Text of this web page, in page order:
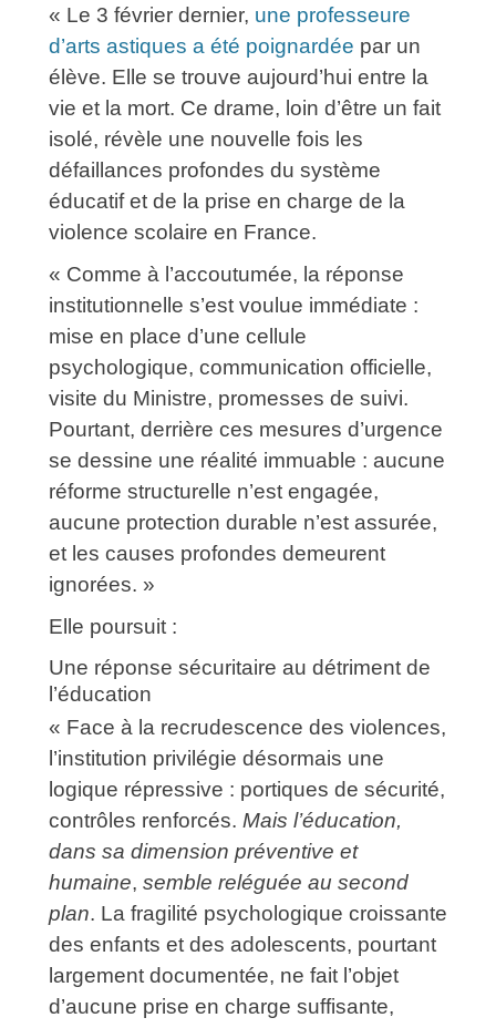
« Le 3 février dernier, une professeure
d’arts astiques a été poignardée par un
élève. Elle se trouve aujourd’hui entre la
vie et la mort. Ce drame, loin d’être un fait
isolé, révèle une nouvelle fois les
défaillances profondes du système
éducatif et de la prise en charge de la
violence scolaire en France.
« Comme à l’accoutumée, la réponse
institutionnelle s’est voulue immédiate :
mise en place d’une cellule
psychologique, communication officielle,
visite du Ministre, promesses de suivi.
Pourtant, derrière ces mesures d’urgence
se dessine une réalité immuable : aucune
réforme structurelle n’est engagée,
aucune protection durable n’est assurée,
et les causes profondes demeurent
ignorées. »
Elle poursuit :
Une réponse sécuritaire au détriment de
l’éducation
« Face à la recrudescence des violences,
l’institution privilégie désormais une
logique répressive : portiques de sécurité,
contrôles renforcés. Mais l’éducation,
dans sa dimension préventive et
humaine, semble reléguée au second
plan. La fragilité psychologique croissante
des enfants et des adolescents, pourtant
largement documentée, ne fait l’objet
d’aucune prise en charge suffisante,